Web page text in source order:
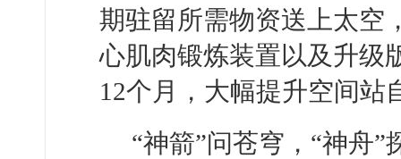
期驻留所需物资送上太空
心肌肉锻炼装置以及升级
12个月，大幅提升空间站
“神箭”问苍穹，“神舟